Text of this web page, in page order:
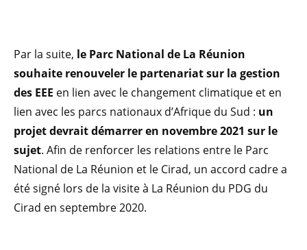
Par la suite, le Parc National de La Réunion
souhaite renouveler le partenariat sur la gestion
des EEE en lien avec le changement climatique et en
lien avec les parcs nationaux d’Afrique du Sud : un
projet devrait démarrer en novembre 2021 sur le
sujet. Afin de renforcer les relations entre le Parc
National de La Réunion et le Cirad, un accord cadre a
été signé lors de la visite à La Réunion du PDG du
Cirad en septembre 2020.